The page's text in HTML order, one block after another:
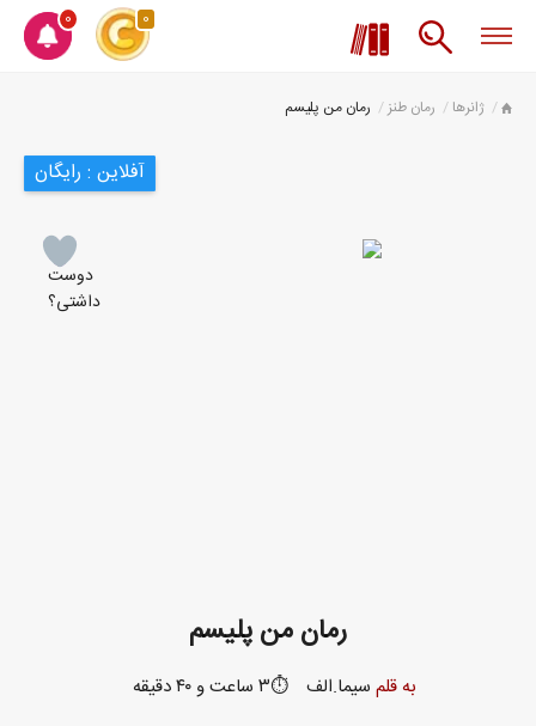
0 0
ژانرها رمان طنز رمان من پلیسم
آفلاین : رایگان
دوست
داشتی؟
رمان من پلیسم
به قلم سیما.الف ⏱️۳ ساعت و ۴۰ دقیقه